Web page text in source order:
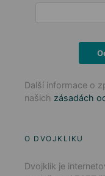
Další informace o
našich zásadách
O DVOJKLIKU
Dvojklik je